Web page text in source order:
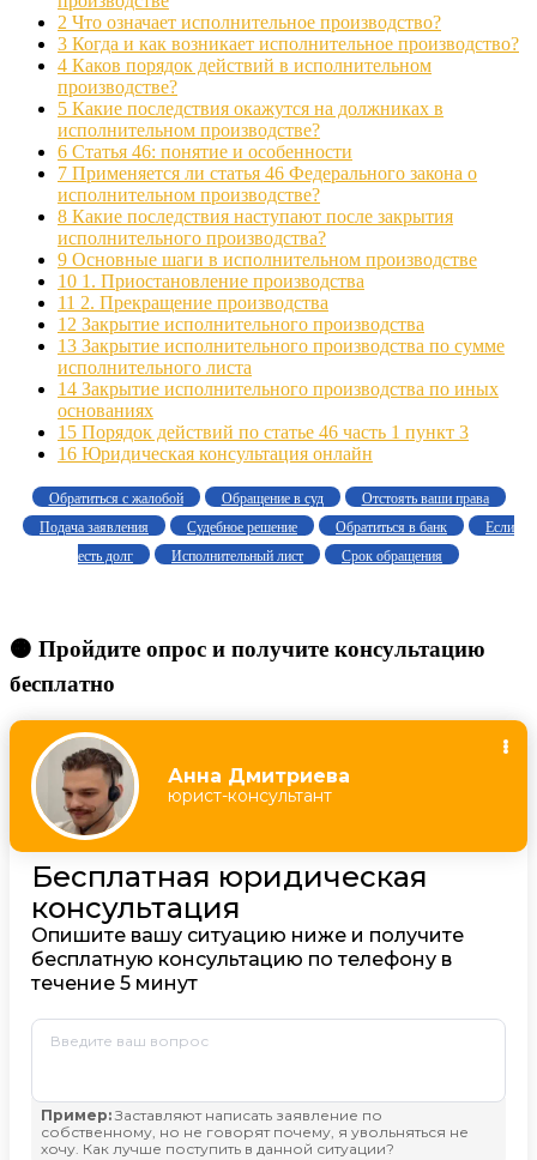
2 Что означает исполнительное производство?
3 Когда и как возникает исполнительное производство?
4 Каков порядок действий в исполнительном
производстве?
5 Какие последствия окажутся на должниках в
исполнительном производстве?
6 Статья 46: понятие и особенности
7 Применяется ли статья 46 Федерального закона о
исполнительном производстве?
8 Какие последствия наступают после закрытия
исполнительного производства?
9 Основные шаги в исполнительном производстве
10 1. Приостановление производства
11 2. Прекращение производства
12 Закрытие исполнительного производства
13 Закрытие исполнительного производства по сумме
исполнительного листа
14 Закрытие исполнительного производства по иных
основаниях
15 Порядок действий по статье 46 часть 1 пункт 3
16 Юридическая консультация онлайн
Обратиться с жалобой Обращение в суд
Отстоять ваши права
Подача заявления
Судебное решение Обратиться в банк
Если
есть долг
Исполнительный лист Срок обращения
🟠 Пройдите опрос и получите консультацию
бесплатно